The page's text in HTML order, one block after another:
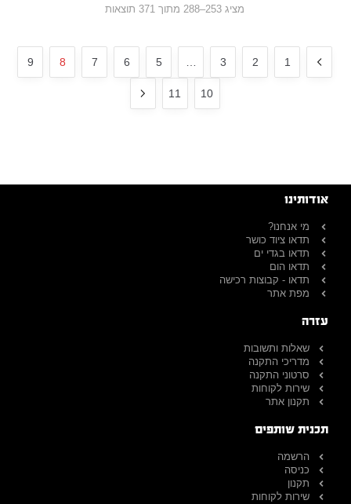
מציג 253–288 מתוך 371 תוצאות
1
2
3
5
6
7
8
9
10
11
אודותינו
מי אנחנו?
תדאו ציוד כושר
תדאו בגדי ים
תדאו הום
תדאו - קבוצות רכישה
מפת אתר
עזרה
שאלות ותשובות
מדריכי התקנה
סרטוני התקנה
שירות לקוחות
תקנון אתר
תכנית שותפים
הרשמה
כניסה
תקנון
שירות לקוחות